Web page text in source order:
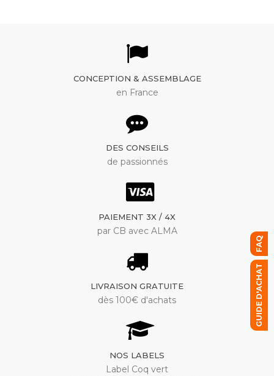
CONCEPTION & ASSEMBLAGE
en France
DES CONSEILS
de passionnés
PAIEMENT 3X / 4X
par CB avec ALMA
LIVRAISON GRATUITE
dès 100€ d'achats
NOS LABELS
Label Coq vert
FAQ
GUIDE D'ACHAT